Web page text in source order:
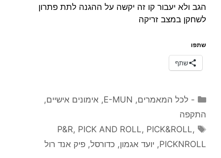
הגב ולא יעבור קו זה יקשה על ההגנה לתת פתרון
לשחקן במצב זריקה
שתפו
שתף
קטגוריות
- לכל המאמרים,
E-MUN
, אימונים אישיים,
התקפה
תגיות
P&R, PICK AND ROLL, PICK&ROLL,
PICKNROLL
, יועד אגמון, כדורסל, פיק אנד רול